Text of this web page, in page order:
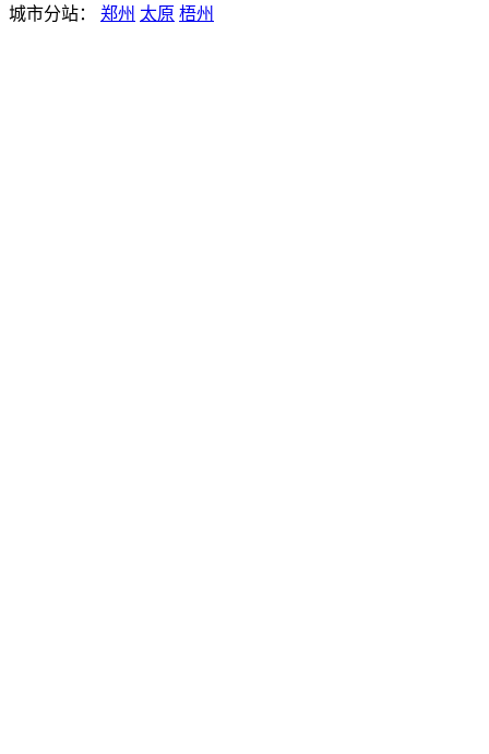
城市分站：
郑州 太原 梧州